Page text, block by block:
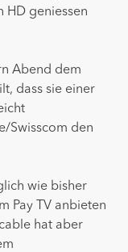
HD geniessen
Abend dem
dass sie einer
Swisscom den
wie bisher
Pay TV anbieten
hat aber